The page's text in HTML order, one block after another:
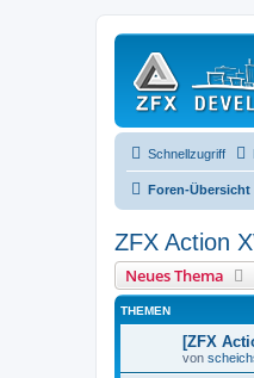
Schnellzugriff
Foren-Übersicht
ZFX Action
Neues Thema
THEMEN
[ZFX
von